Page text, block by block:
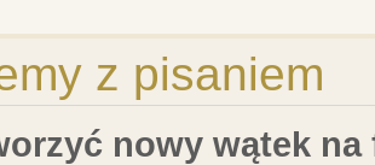
z pisaniem
nowy wątek na